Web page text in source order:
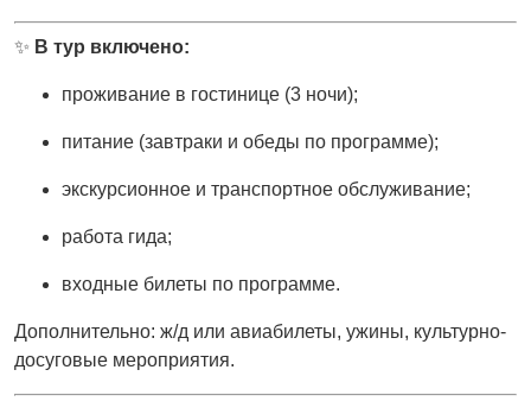
✨ В тур включено:
проживание в гостинице (3 ночи);
питание (завтраки и обеды по программе);
экскурсионное и транспортное обслуживание;
работа гида;
входные билеты по программе.
Дополнительно: ж/д или авиабилеты, ужины, культурно-
досуговые мероприятия.